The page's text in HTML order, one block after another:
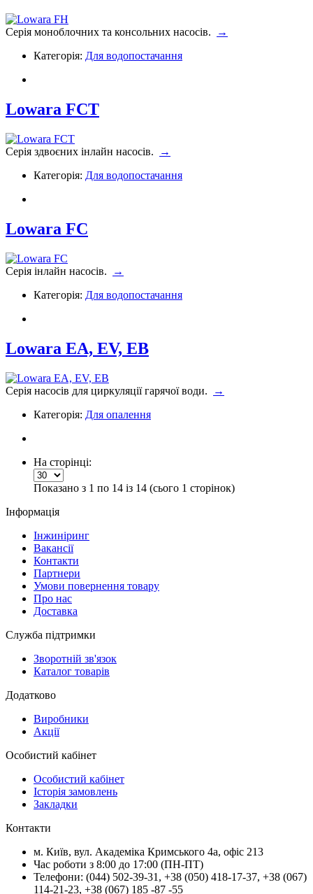
Серія моноблочних та консольних насосів.
→
Категорія: Для водопостачання
Lowara FCT
Серія здвоєних інлайн насосів.
→
Категорія: Для водопостачання
Lowara FC
Серія інлайн насосів.
→
Категорія: Для водопостачання
Lowara EA, EV, EB
Серія насосів для циркуляції гарячої води.
→
Категорія: Для опалення
На сторінці:
Показано з 1 по 14 із 14 (сього 1 сторінок)
Інформація
Інжиніринг
Вакансії
Контакти
Партнери
Умови повернення товару
Про нас
Доставка
Служба підтримки
Зворотній зв'язок
Каталог товарів
Додатково
Виробники
Акції
Особистий кабінет
Особистий кабінет
Історія замовлень
Закладки
Контакти
м. Київ, вул. Академіка Кримського 4а, офіс 213
Час роботи з 8:00 до 17:00 (ПН-ПТ)
Телефони: (044) 502-39-31 , +38 (050) 418-17-37, +38 (067)
114-21-23, +38 (067) 185 -87 -55